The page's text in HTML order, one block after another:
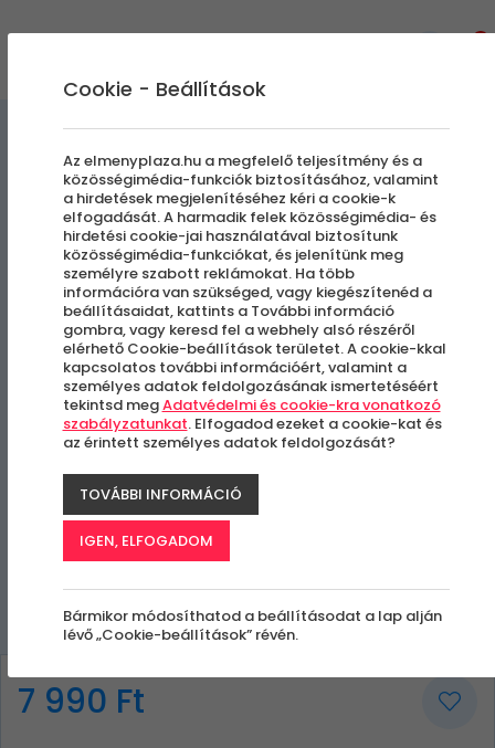
Egyedi Bakelit Óra | Fegyver
Arzenál
7 990 Ft
Cookie - Beállítások
Az elmenyplaza.hu a megfelelő teljesítmény és a
közösségimédia-funkciók biztosításához, valamint
a hirdetések megjelenítéséhez kéri a cookie-k
elfogadását. A harmadik felek közösségimédia- és
hirdetési cookie-jai használatával biztosítunk
közösségimédia-funkciókat, és jelenítünk meg
személyre szabott reklámokat. Ha több
információra van szükséged, vagy kiegészítenéd a
beállításaidat, kattints a További információ
gombra, vagy keresd fel a webhely alsó részéről
elérhető Cookie-beállítások területet. A cookie-kkal
kapcsolatos további információért, valamint a
személyes adatok feldolgozásának ismertetéséért
tekintsd megAdatvédelmi és cookie-kra vonatkozó
szabályzatunkat. Elfogadod ezeket a cookie-kat és
az érintett személyes adatok feldolgozását?
TOVÁBBI INFORMÁCIÓ
IGEN, ELFOGADOM
Bármikor módosíthatod a beállításodat a lap alján
lévő „Cookie-beállítások” révén.